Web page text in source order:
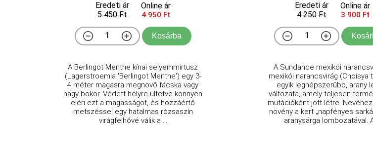
Eredeti ár
5 450 Ft
Online ár
4 950 Ft
Kosárba
A Berlingot Menthe kínai selyemmirtusz
(Lagerstroemia 'Berlingot Menthe') egy 3-
4 méter magasra megnövő fácska vagy
nagy bokor. Védett helyre ültetve könnyen
eléri ezt a magasságot, és hozzáértő
metszéssel egy hatalmas rózsaszín
virágfelhővé válik a ...
Eredeti ár
4 250 Ft
Online ár
3 900 Ft
A Sundance mexikói
mexikói narancsvirág (Choisya
egyik legnépszerűbb, arany
változata, amely teljesen
mutációként jött létre. Nevéhez
növény a kert „napfényes
aranysárga lombozatával.